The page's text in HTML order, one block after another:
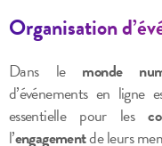
Organisation
Dans le monde
d’événements en ligne
essentielle pour les
l’engagementde leurs